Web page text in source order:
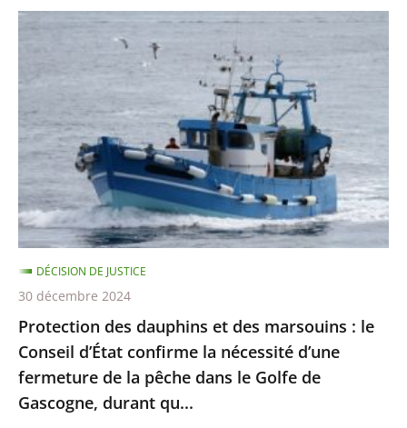
commerciale,
en
comme
vers
l...
Protection
des
dauphins
des
marsouins
le
Conseil
d’État
confirme
la
nécessité
d’une
fermeture
de
Protection des dauphins et des marsouins : le
Conseil d’État confirme la nécessité d’une
fermeture de la pêche dans le Golfe de
Gascogne, durant qu...
DÉCISION DE JUSTICE
30 décembre 2024